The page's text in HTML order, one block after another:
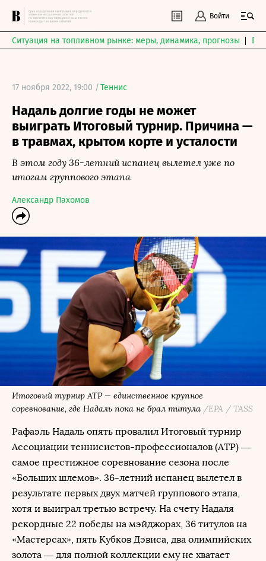
Войти
Ситуация на топливном рынке: меры, динамика, прогнозы
17 ноября 2022, 19:00 /Теннис
Надаль долгие годы не может
выиграть Итоговый турнир. Причина —
в травмах, крытом корте и усталости
В этом году 36-летний испанец вылетел уже по
итогам группового этапа
Александр Пахомов
Итоговый турнир ATP — единственное крупное
соревнование, где Надаль пока не брал титула /EPA / TASS
Рафаэль Надаль опять провалил Итоговый турнир
Ассоциации теннисистов-профессионалов (ATP) —
самое престижное соревнование сезона после
«Больших шлемов». 36-летний испанец вылетел в
результате первых двух матчей группового этапа,
хотя и выиграл третью встречу. На счету Надаля
рекордные 22 победы на мэйджорах, 36 титулов на
«Мастерсах», пять Кубков Дэвиса, два олимпийских
золота — для полной коллекции ему не хватает